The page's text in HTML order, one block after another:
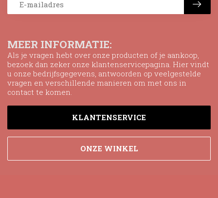
MEER INFORMATIE:
Als je vragen hebt over onze producten of je aankoop,
bezoek dan zeker onze klantenservicepagina. Hier vindt
u onze bedrijfsgegevens, antwoorden op veelgestelde
vragen en verschillende manieren om met ons in
contact te komen.
KLANTENSERVICE
ONZE WINKEL